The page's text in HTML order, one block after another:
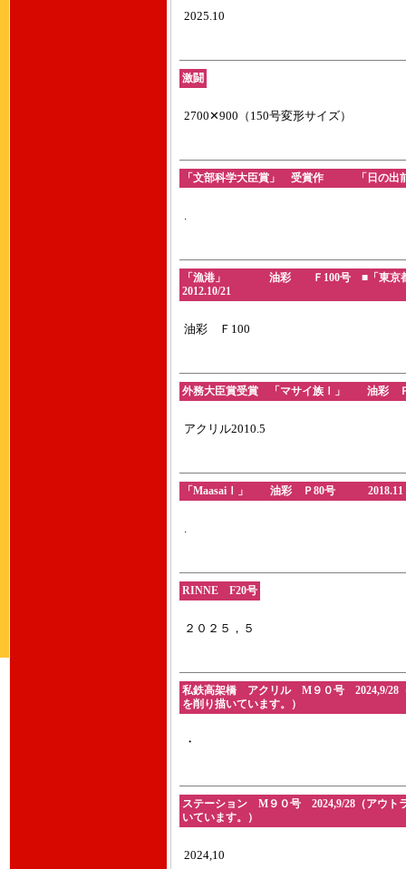
2025.10
激闘
2700✕900（150号変形サイズ）
「文部科学大臣賞」 受賞作 「日の
.
「漁港」 油彩 Ｆ100号 ■「東京都
2012.10/21
油彩 Ｆ100
外務大臣賞受賞 「マサイ族Ⅰ」 油彩
アクリル2010.5
「MaasaiⅠ」 油彩 Ｐ80号 2018.11
.
RINNE F20号
２０２５，５
私鉄高架橋 アクリル M９０号 2024,9/28（
を削り描いています。）
・
ステーション M９０号 2024,9/28（アウト
いています。）
2024,10